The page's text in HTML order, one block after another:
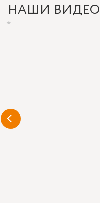
НАШИ ВИДЕО